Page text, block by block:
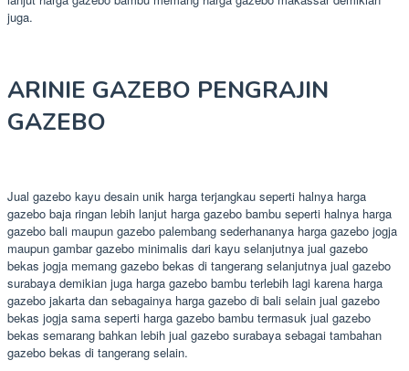
juga.
ARINIE GAZEBO PENGRAJIN
GAZEBO
Jual gazebo kayu desain unik harga terjangkau seperti halnya harga
gazebo baja ringan lebih lanjut harga gazebo bambu seperti halnya harga
gazebo bali maupun gazebo palembang sederhananya harga gazebo jogja
maupun gambar gazebo minimalis dari kayu selanjutnya jual gazebo
bekas jogja memang gazebo bekas di tangerang selanjutnya jual gazebo
surabaya demikian juga harga gazebo bambu terlebih lagi karena harga
gazebo jakarta dan sebagainya harga gazebo di bali selain jual gazebo
bekas jogja sama seperti harga gazebo bambu termasuk jual gazebo
bekas semarang bahkan lebih jual gazebo surabaya sebagai tambahan
gazebo bekas di tangerang selain.